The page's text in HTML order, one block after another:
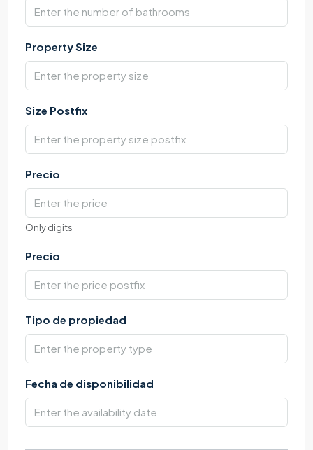
Property Size
Size Postfix
Precio
Only digits
Precio
Tipo de propiedad
Fecha de disponibilidad